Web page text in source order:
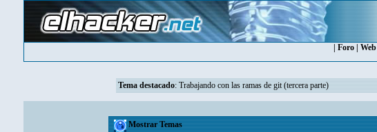
Foro Web
Tema destacado: Trabajando con las ramas de git (tercera parte)
Mostrar Temas